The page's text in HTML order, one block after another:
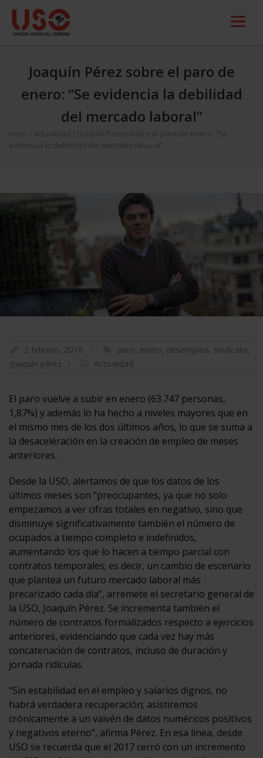
Joaquín Pérez sobre el paro de
enero: “Se evidencia la debilidad
del mercado laboral”
Inicio Actualidad
Joaquín Pérez sobre el paro de enero: “Se
evidencia la debilidad del mercado laboral”
2 febrero, 2018 paro, enero, desempleo, sindicato,
joaquín pérez
Actualidad
El paro vuelve a subir en enero (63.747 personas,
1,87%) y además lo ha hecho a niveles mayores que en
el mismo mes de los dos últimos años, lo que se suma a
la desaceleración en la creación de empleo de meses
anteriores.
Desde la USO, alertamos de que los datos de los
últimos meses son “preocupantes, ya que no solo
empezamos a ver cifras totales en negativo, sino que
disminuye significativamente también el número de
ocupados a tiempo completo e indefinidos,
aumentando los que lo hacen a tiempo parcial con
contratos temporales; es decir, un cambio de escenario
que plantea un futuro mercado laboral más
precarizado cada día”, arremete el secretario general de
la USO, Joaquín Pérez. Se incrementa también el
número de contratos formalizados respecto a ejercicios
anteriores, evidenciando que cada vez hay más
concatenación de contratos, incluso de duración y
jornada ridículas.
“Sin estabilidad en el empleo y salarios dignos, no
habrá verdadera recuperación; asistiremos
crónicamente a un vaivén de datos numéricos positivos
y negativos eterno”, afirma Pérez. En esa línea, desde
USO se recuerda que el 2017 cerró con un incremento